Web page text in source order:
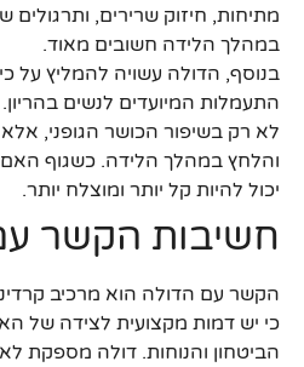
מתיחות, חיזוק שרירים, ותרגולים
במהלך הלידה חשובים מאוד.
בנוסף, הדולה עשויה להמליץ על
התעמלות המיועדים לנשים
לא רק בשיפור הכושר הגופני,
והלחץ במהלך הלידה. כשגוף האם
יכול להיות קל יותר ומוצלח יותר.
חשיבות הקשר
הקשר עם הדולה הוא מרכיב
כי יש דמות מקצועית לצידה של
הביטחון והנוחות. דולה מספקת